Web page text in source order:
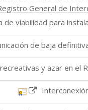
General de